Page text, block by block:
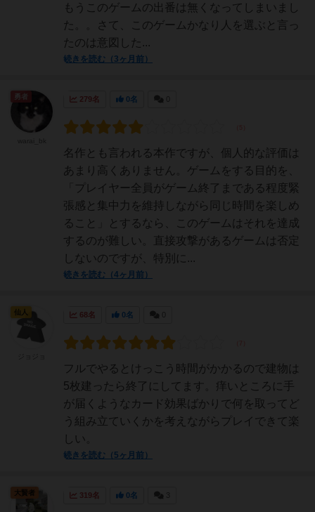
もうこのゲームの出番は無くなってしまいまし
た。。さて、このゲームかなり人を選ぶと言っ
たのは意図した...
続きを読む（3ヶ月前）
279名 0名
名作とも言われる本作ですが、個人的な評価は
あまり高くありません。ゲームをする目的を、
「プレイヤー全員がゲーム終了まである程度緊
張感と集中力を維持しながら同じ時間を楽しめ
ること」とするなら、このゲームはそれを達成
するのが難しい。直接攻撃があるゲームは否定
しないのですが、特別に...
続きを読む（4ヶ月前）
68名 0名
フルでやるとけっこう時間がかかるので建物は
5枚建ったら終了にしてます。痒いところに手
が届くようなカード効果ばかりで何を取ってど
う組み立ていくかを考えながらプレイできて楽
しい。
続きを読む（5ヶ月前）
仙人
319名 0名 3
大賢者